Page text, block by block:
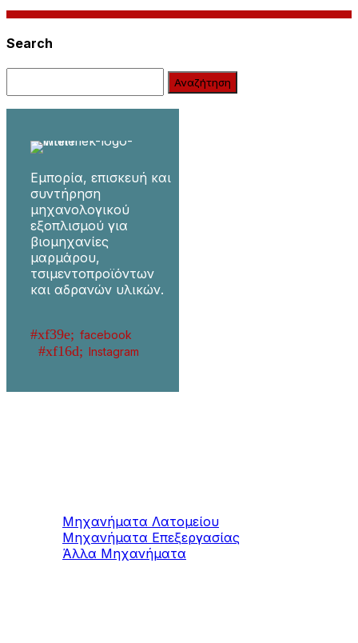
Search
Εμπορία, επισκευή και
συντήρηση
μηχανολογικού
εξοπλισμού για
βιομηχανίες
μαρμάρου,
τσιμεντοπροϊόντων
και αδρανών υλικών.
facebook
Instagram
Μηχανήματα Λατομείου
Μηχανήματα Επεξεργασίας
Άλλα Μηχανήματα